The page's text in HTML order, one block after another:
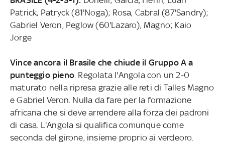
Patrick, Patryck (81'Noga); Rosa, Cabral (87'Sandry);
Gabriel Veron, Peglow (60'Lazaro), Magno; Kaio
Jorge
Vince ancora il Brasile che chiude il Gruppo A a
punteggio pieno . Regolata l'Angola con un 2-0
maturato nella ripresa grazie alle reti di Talles Magno
e Gabriel Veron. Nulla da fare per la formazione
africana che si deve arrendere alla forza dei padroni
di casa. L'Angola si qualifica comunque come
seconda del girone, insieme proprio ai verdeoro.